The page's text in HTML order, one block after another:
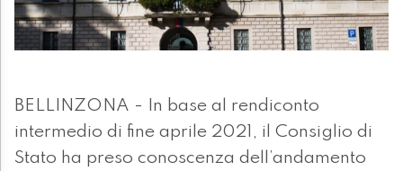
BELLINZONA - In base al rendiconto
intermedio di fine aprile 2021, il Consiglio di
Stato ha preso conoscenza dell’andamento